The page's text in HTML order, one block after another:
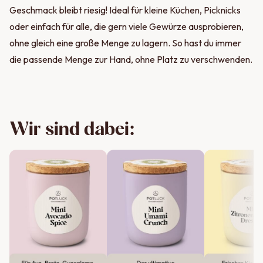
Geschmack bleibt riesig! Ideal für kleine Küchen, Picknicks
oder einfach für alle, die gern viele Gewürze ausprobieren,
ohne gleich eine große Menge zu lagern. So hast du immer
die passende Menge zur Hand, ohne Platz zu verschwenden.
Wir sind dabei: